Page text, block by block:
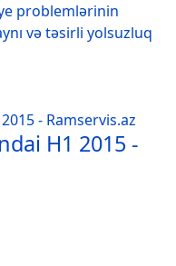
problemlərinin
və təsirli yolsuzluq
H1 2015 -